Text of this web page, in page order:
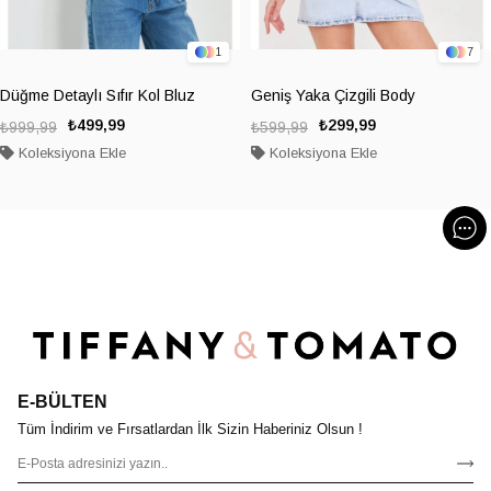
1
Düğme Detaylı Sıfır Kol Bluz
₺499,99
₺999,99
Koleksiyona Ekle
7
Geniş Yaka Çizgili Body
₺299,99
₺599,99
Koleksiyona Ekle
E-BÜLTEN
Tüm İndirim ve Fırsatlardan İlk Sizin Haberiniz Olsun !